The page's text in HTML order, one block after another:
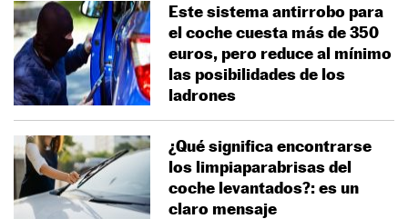
Este sistema antirrobo para
el coche cuesta más de 350
euros, pero reduce al mínimo
las posibilidades de los
ladrones
¿Qué significa encontrarse
los limpiaparabrisas del
coche levantados?: es un
claro mensaje